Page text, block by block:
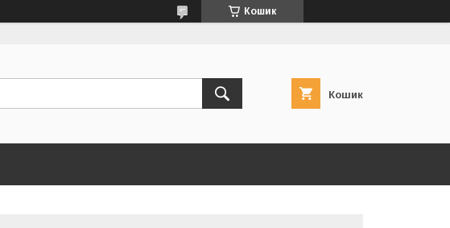
Кошик
Кошик